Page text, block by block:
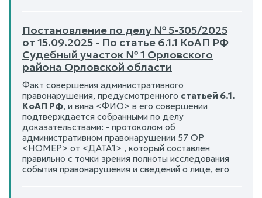
Постановление по делу № 5-305/2025
от 15.09.2025 - По статье 6.1.1 КоАП РФ
Судебный участок № 1 Орловского
района Орловской области
Факт совершения административного
правонарушения, предусмотренного статьей 6.1.
КоАП РФ, и вина <ФИО> в его совершении
подтверждается собранными по делу
доказательствами: - протоколом об
административном правонарушении 57 ОР
<НОМЕР> от <ДАТА1> , который составлен
правильно с точки зрения полноты исследования
события правонарушения и сведений о лице, его